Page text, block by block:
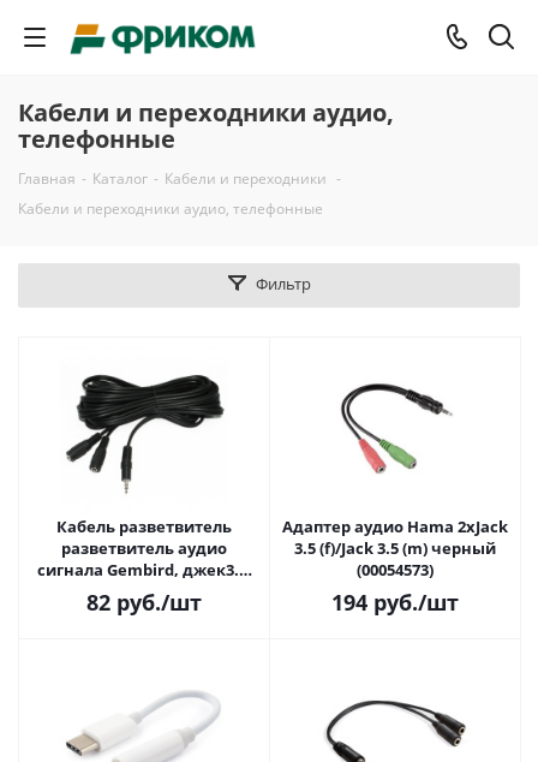
Кабели и переходники аудио,
телефонные
Главная - Каталог - Кабели и переходники -
Кабели и переходники аудио, телефонные
Фильтр
Кабель разветвитель
разветвитель аудио
сигнала Gembird, джек3.5-
>2х джек3.5 5м, черный
82 руб./шт
Адаптер аудио Hama 2xJack
3.5 (f)/Jack 3.5 (m) черный
(00054573)
194 руб./шт